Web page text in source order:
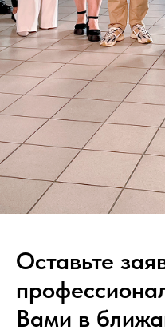
Оставьте
Вами в